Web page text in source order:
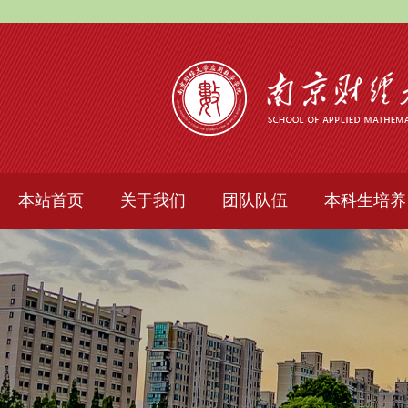
本站首页 关于我们 团队队伍 本科生培养